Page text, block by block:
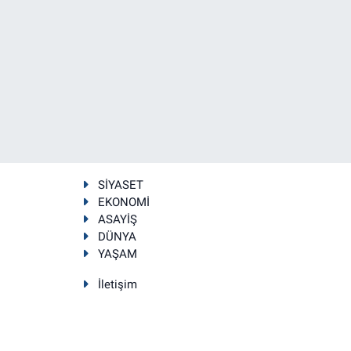
SİYASET
EKONOMİ
ASAYİŞ
DÜNYA
YAŞAM
İletişim